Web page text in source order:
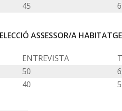
45
ASSESSOR/A HABITATGE
ENTREVISTA
50
40